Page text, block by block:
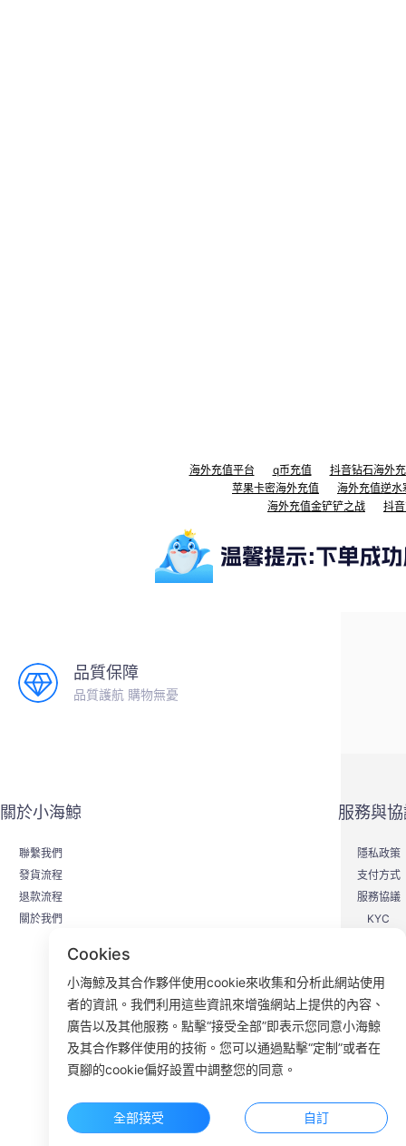
海外充值平台 q币充值
抖音钻石海外
苹果卡密海外充值
海外充值逆水
海外充值金铲铲之战
抖
品質保障
品質護航 購物無憂
關於小海鯨
聯繫我們
發貨流程
退款流程
關於我們
服務與
隱私政策
支付方式
服務協議
KYC
ROOM
Cookies
小海鯨及其合作夥伴使用cookie來收集和分析此網站使用
者的資訊。我們利用這些資訊來增強網站上提供的內容、
廣告以及其他服務。點擊“接受全部”即表示您同意小海鯨
及其合作夥伴使用的技術。您可以通過點擊“定制”或者在
頁腳的cookie偏好設置中調整您的同意。
全部接受 自訂